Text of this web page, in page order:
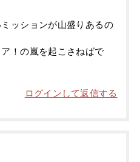
ッションが山盛りあるの
！の嵐を起こさねばで
ログインして返信する